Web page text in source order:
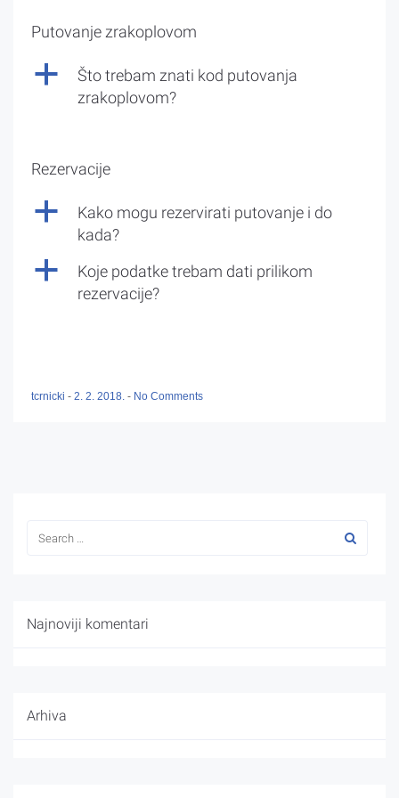
Putovanje zrakoplovom
a
Što trebam znati kod putovanja
zrakoplovom?
Rezervacije
a
Kako mogu rezervirati putovanje i do
kada?
a
Koje podatke trebam dati prilikom
rezervacije?
tcrnicki - 2. 2. 2018. - No Comments
Najnoviji komentari
Arhiva